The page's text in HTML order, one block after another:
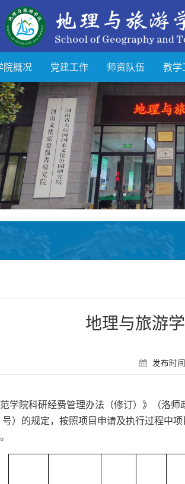
院概况 党建工作 师资队伍 教学
地理与旅游
发布时
学院科研经费管理办法（修订）》（洛师
号）的规定，按照项目申请及执行过程中